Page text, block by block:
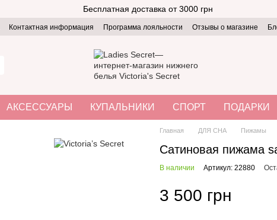
Бесплатная доставка от 3000 грн
Контактная информация Программа лояльности Отзывы о магазине
АКСЕССУАРЫ КУПАЛЬНИКИ СПОРТ ПОДАРКИ
Главная ДЛЯ СНА Пижамы
Сатиновая пижама
В наличии Артикул: 22880
3 500 грн